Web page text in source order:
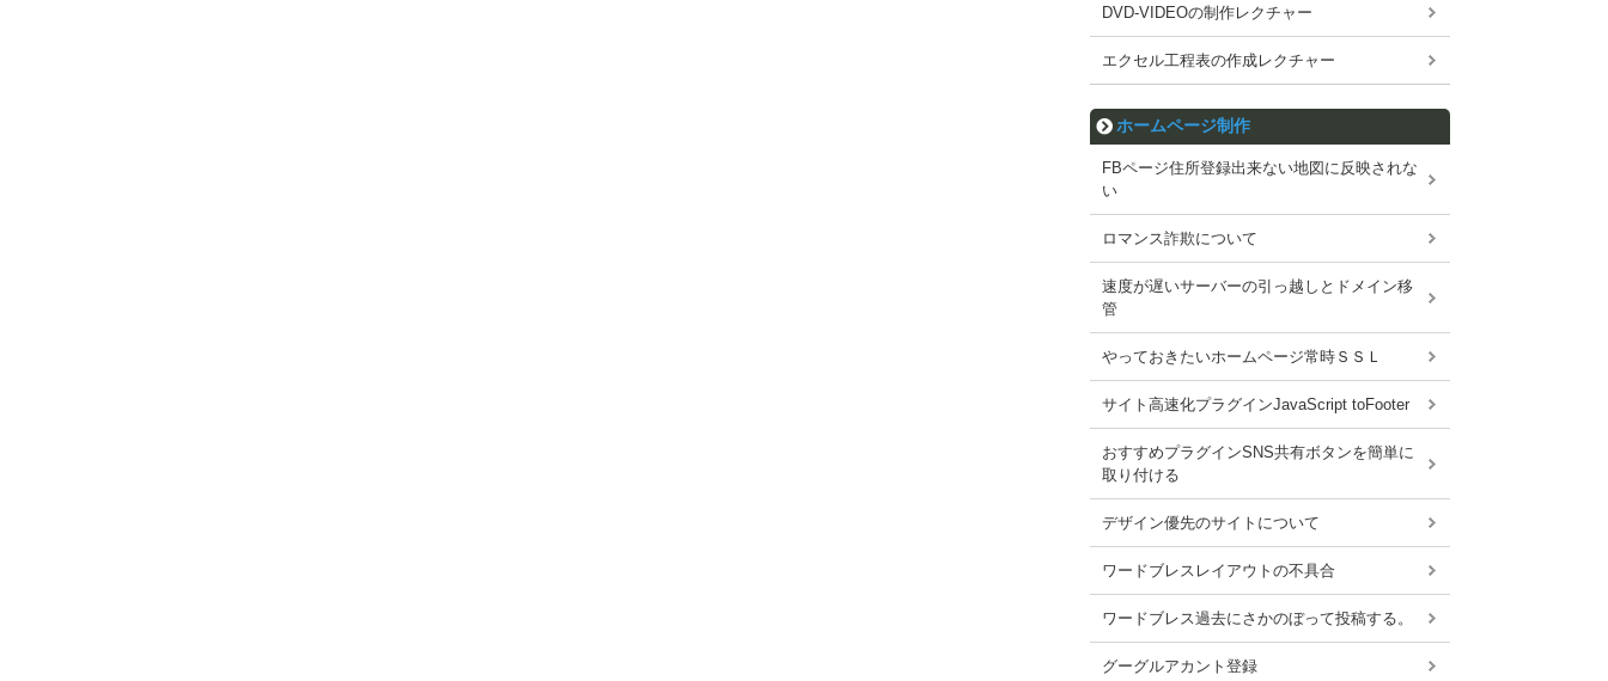
DVD-VIDEOの制作レクチャー
エクセル工程表の作成レクチャー
ホームページ制作
FBページ住所登録出来ない地図に反映されな
い
ロマンス詐欺について
速度が遅いサーバーの引っ越しとドメイン移
管
やっておきたいホームページ常時ＳＳＬ
サイト高速化プラグインJavaScript toFooter
おすすめプラグインSNS共有ボタンを簡単に
取り付ける
デザイン優先のサイトについて
ワードブレスレイアウトの不具合
ワードブレス過去にさかのぼって投稿する。
グーグルアカント登録